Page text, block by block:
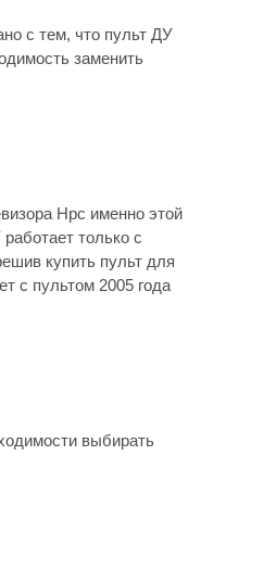
с тем, что пульт ДУ
заменить
Hpc именно этой
только с
купить пульт для
с пультом 2005 года
выбирать